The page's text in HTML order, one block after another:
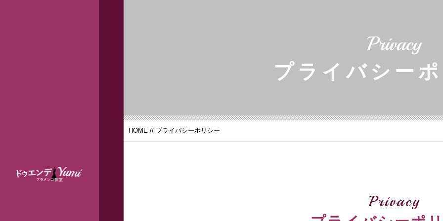
Privacy
プライバシー
HOME // プライバシーポリシー
Privacy